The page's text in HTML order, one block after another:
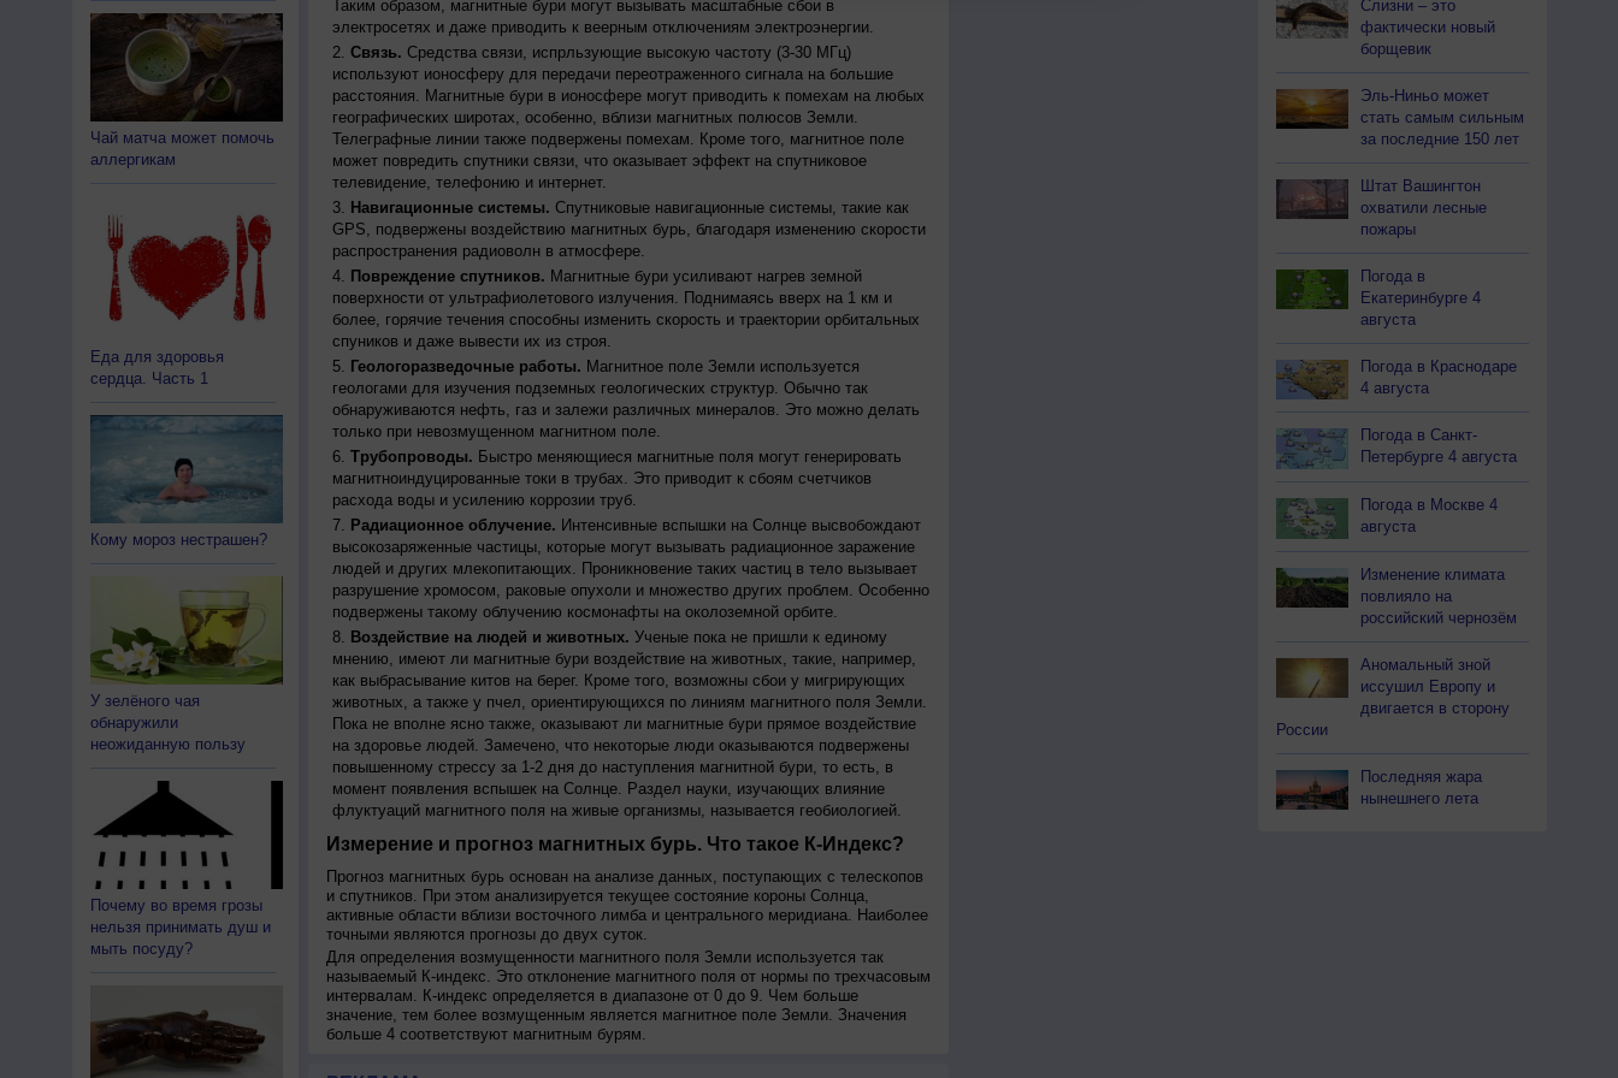
Чай матча может помочь
аллергикам
Еда для здоровья
сердца. Часть 1
Кому мороз нестрашен?
У зелёного чая
обнаружили
неожиданную пользу
Почему во время грозы
нельзя принимать душ и
мыть посуду?
Таким образом, магнитные бури могут вызывать масштабные сбои в
электросетях и даже приводить к веерным отключениям электроэнергии.
Связь. Средства связи, испрльзующие высокую частоту (3-30 МГц)
используют ионосферу для передачи переотраженного сигнала на большие
расстояния. Магнитные бури в ионосфере могут приводить к помехам на любых
географических широтах, особенно, вблизи магнитных полюсов Земли.
Телеграфные линии также подвержены помехам. Кроме того, магнитное поле
может повредить спутники связи, что оказывает эффект на спутниковое
телевидение, телефонию и интернет.
Навигационные системы. Спутниковые навигационные системы, такие как
GPS, подвержены воздействию магнитных бурь, благодаря изменению скорости
распространения радиоволн в атмосфере.
Повреждение спутников. Магнитные бури усиливают нагрев земной
поверхности от ультрафиолетового излучения. Поднимаясь вверх на 1 км и
более, горячие течения способны изменить скорость и траектории орбитальных
спуников и даже вывести их из строя.
Геологоразведочные работы. Магнитное поле Земли используется
геологами для изучения подземных геологических структур. Обычно так
обнаруживаются нефть, газ и залежи различных минералов. Это можно делать
только при невозмущенном магнитном поле.
Трубопроводы. Быстро меняющиеся магнитные поля могут генерировать
магнитноиндуцированные токи в трубах. Это приводит к сбоям счетчиков
расхода воды и усилению коррозии труб.
Радиационное облучение. Интенсивные вспышки на Солнце высвобождают
высокозаряженные частицы, которые могут вызывать радиационное заражение
людей и других млекопитающих. Проникновение таких частиц в тело вызывает
разрушение хромосом, раковые опухоли и множество других проблем. Особенно
подвержены такому облучению космонафты на околоземной орбите.
Воздействие на людей и животных. Ученые пока не пришли к единому
мнению, имеют ли магнитные бури воздействие на животных, такие, например,
как выбрасывание китов на берег. Кроме того, возможны сбои у мигрирующих
животных, а также у пчел, ориентирующихся по линиям магнитного поля Земли.
Пока не вполне ясно также, оказывают ли магнитные бури прямое воздействие
на здоровье людей. Замечено, что некоторые люди оказываются подвержены
повышенному стрессу за 1-2 дня до наступления магнитной бури, то есть, в
момент появления вспышек на Солнце. Раздел науки, изучающих влияние
флуктуаций магнитного поля на живые организмы, называется геобиологией.
Измерение и прогноз магнитных бурь. Что такое К-Индекс?
Прогноз магнитных бурь основан на анализе данных, поступающих с телескопов
и спутников. При этом анализируется текущее состояние короны Солнца,
активные области вблизи восточного лимба и центрального меридиана. Наиболее
точными являются прогнозы до двух суток.
Для определения возмущенности магнитного поля Земли используется так
называемый К-индекс. Это отклонение магнитного поля от нормы по трехчасовым
интервалам. К-индекс определяется в диапазоне от 0 до 9. Чем больше
значение, тем более возмущенным является магнитное поле Земли. Значения
больше 4 соответствуют магнитным бурям.
Слизни – это
фактически новый
борщевик
Эль-Ниньо может
стать самым сильным
за последние 150 лет
Штат Вашингтон
охватили лесные
пожары
Погода в
Екатеринбурге 4
августа
Погода в Краснодаре
4 августа
Погода в Санкт-
Петербурге 4 августа
Погода в Москве 4
августа
Изменение климата
повлияло на
российский чернозём
Аномальный зной
иссушил Европу и
двигается в сторону
России
Последняя жара
нынешнего лета